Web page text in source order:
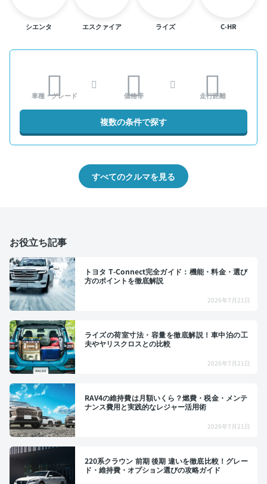
シエンタ エスクァイア ライズ C-HR
車種・グレード 価格帯 走行距離
複数の条件で探す
すべてのクルマを見る
お役立ち記事
トヨタ T-Connect完全ガイド：機能・料金・選び
方のポイントを徹底解説
2026年7月21日
ライズの荷室寸法・容量を徹底解説！車中泊の工
夫やヤリスクロスとの比較
2026年7月21日
RAV4の維持費は月額いくら？燃費・税金・メンテ
ナンス費用と実践的なレジャー活用術
2026年7月21日
220系クラウン 前期 後期 違いを徹底比較！グレー
ド・維持費・オプション選びの攻略ガイド